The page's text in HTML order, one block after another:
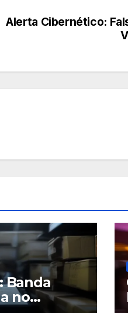
Alerta Cibernético:
Banda
no